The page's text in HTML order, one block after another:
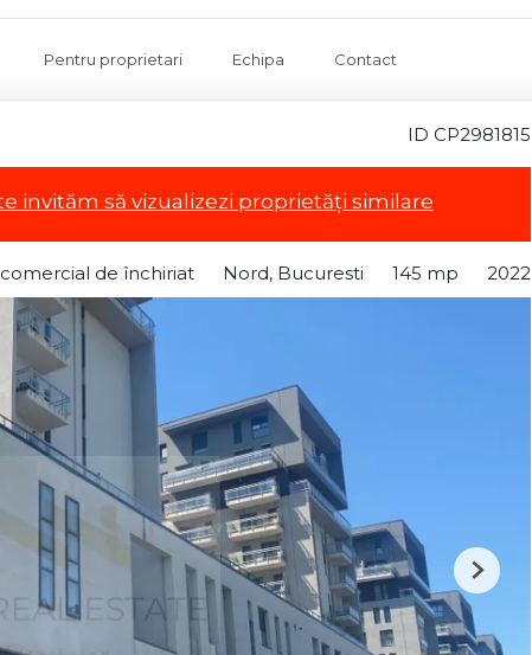
Pentru proprietari Echipa Contact
ID CP2981815
invităm să vizualizezi proprietăți similare
de închiriat Nord, Bucuresti 145 mp 2022
Next